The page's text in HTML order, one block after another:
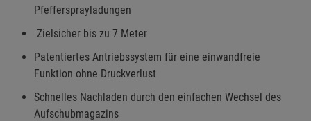
Pfeffersprayladungen
Zielsicher bis zu 7 Meter
Patentiertes Antriebssystem für eine einwandfreie
Funktion ohne Druckverlust
Schnelles Nachladen durch den einfachen Wechsel des
Aufschubmagazins